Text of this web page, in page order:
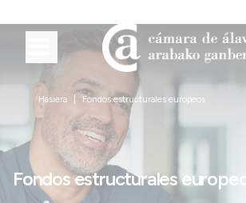
Hasiera Fondos estructurales europeos
Fondos estructurales europeos